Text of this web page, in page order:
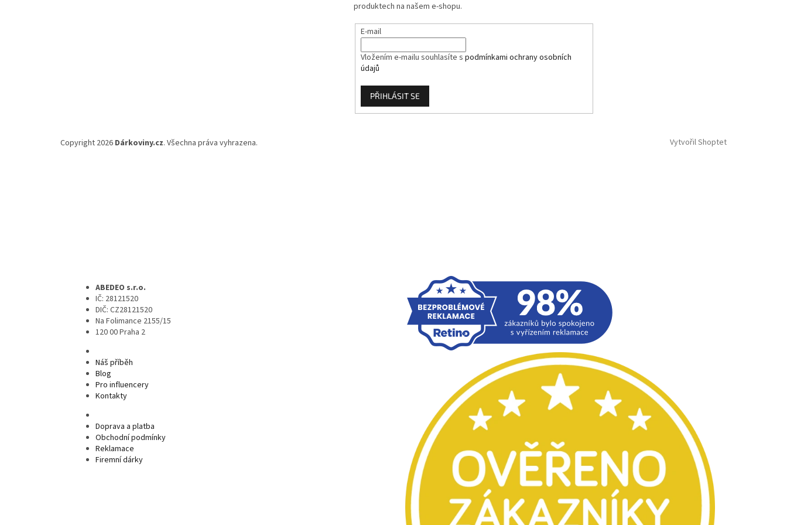
produktech na našem e-shopu.
E-mail
Vložením e-mailu souhlasíte s podmínkami ochrany osobních
údajů
PŘIHLÁSIT SE
Vytvořil Shoptet
Copyright 2026 Dárkoviny.cz. Všechna práva vyhrazena.
ABEDEO s.r.o.
IČ: 28121520
DIČ: CZ28121520
Na Folimance 2155/15
120 00 Praha 2
Náš příběh
Blog
Pro influencery
Kontakty
Doprava a platba
Obchodní podmínky
Reklamace
Firemní dárky